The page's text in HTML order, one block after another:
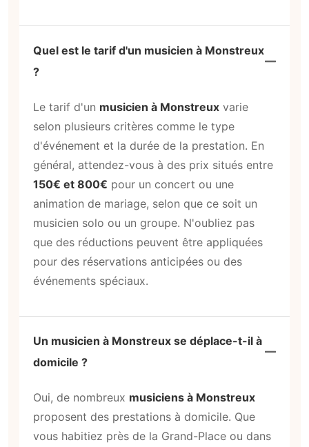
Quel est le tarif d'un musicien à Monstreux
?
Le tarif d'un musicien à Monstreux varie
selon plusieurs critères comme le type
d'événement et la durée de la prestation. En
général, attendez-vous à des prix situés entre
150€ et 800€ pour un concert ou une
animation de mariage, selon que ce soit un
musicien solo ou un groupe. N'oubliez pas
que des réductions peuvent être appliquées
pour des réservations anticipées ou des
événements spéciaux.
Un musicien à Monstreux se déplace-t-il à
domicile ?
Oui, de nombreux musiciens à Monstreux
proposent des prestations à domicile. Que
vous habitiez près de la Grand-Place ou dans